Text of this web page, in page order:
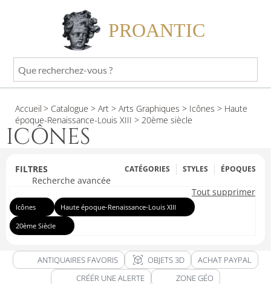
PROANTIC
Que
recherchez-
?
Accueil > Catalogue > Art > Arts Graphiques > Icônes > Haute
époque-Renaissance-Louis XIII > 20ème siècle
ICÔNES
FILTRES CATÉGORIES STYLES ÉPOQUES
Recherche avancée
Tout supprimer
Icônes Haute époque-Renaissance-Louis XIII
20ème Siècle
ANTIQUAIRES FAVORIS view_in_ar OBJETS 3D
ACHAT PAYPAL
CRÉÉR UNE ALERTE
ZONE GÉO